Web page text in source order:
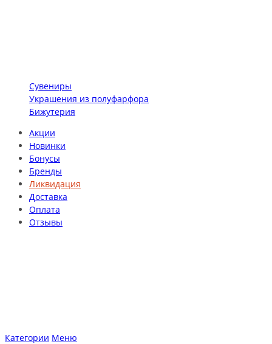
Сувениры
Украшения из полуфарфора
Бижутерия
Акции
Новинки
Бонусы
Бренды
Ликвидация
Доставка
Оплата
Отзывы
Категории Меню